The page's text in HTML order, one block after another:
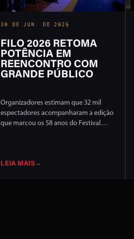
30 DE JUN. DE 2026
FILO 2026 RETOMA
POTÊNCIA EM
REENCONTRO COM
GRANDE PÚBLICO
Organizadores estimam que 32 mil
espectadores acompanharam a edição
que marcou os 58 anos do Festival
LEIA MAIS →